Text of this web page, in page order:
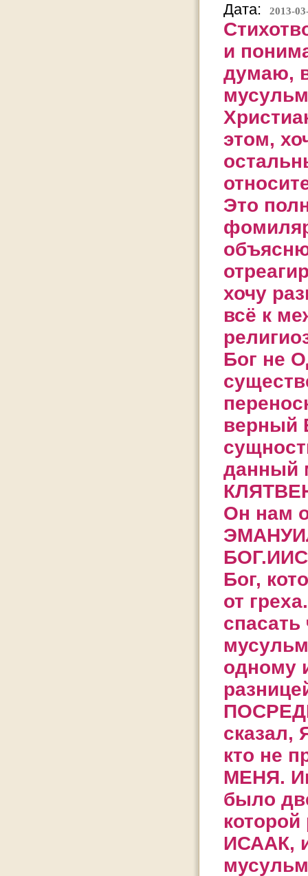
Дата:
2013-
и
думаю,
этом,
Это
хочу
всё к
Бог не
верный
данный
Он нам
Бог,
от
спасать
одному
сказал,
кто не
МЕНЯ.
было
ИСААК,